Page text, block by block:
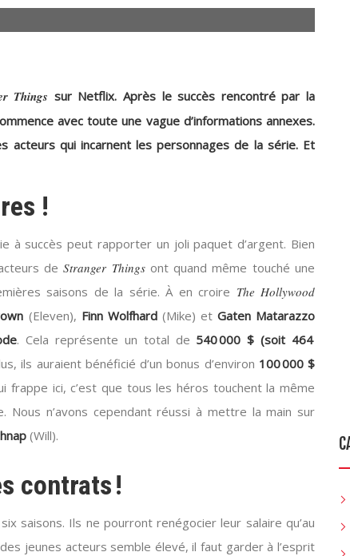
Things sur Netflix. Après le succès rencontré par la
avec toute une vague d’informations annexes.
acteurs qui incarnent les personnages de la série. Et
!
à succès peut rapporter un joli paquet d’argent. Bien
deStranger Thingsont quand même touché une
saisons de la série. À en croire The Hollywood
(Eleven), Finn Wolfhard(Mike) et Gaten Matarazzo
. Cela représente un total de 540 000 $ (soit 464
ils auraient bénéficié d’un bonus d’environ 100 000 $
frappe ici, c’est que tous les héros touchent la même
Nous n’avons cependant réussi à mettre la main sur
(Will).
contrats !
saisons. Ils ne pourront renégocier leur salaire qu’au
jeunes acteurs semble élevé, il faut garder à l’esprit